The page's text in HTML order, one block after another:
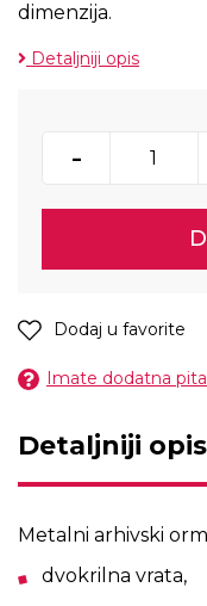
dimenzija.
Detaljniji opis
-
Dodaj u favorite
Imate dodatna
Detaljniji opis
Metalni arhivski
dvokrilna vrata,